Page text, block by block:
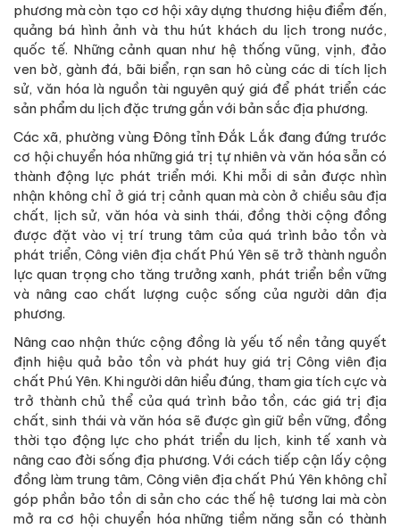
phương mà còn tạo cơ hội xây dựng thương hiệu điểm đến,
quảng bá hình ảnh và thu hút khách du lịch trong nước,
quốc tế. Những cảnh quan như hệ thống vũng, vịnh, đảo
ven bờ, gành đá, bãi biển, rạn san hô cùng các di tích lịch
sử, văn hóa là nguồn tài nguyên quý giá để phát triển các
sản phẩm du lịch đặc trưng gắn với bản sắc địa phương.
Các xã, phường vùng Đông tỉnh Đắk Lắk đang đứng trước
cơ hội chuyển hóa những giá trị tự nhiên và văn hóa sẵn có
thành động lực phát triển mới. Khi mỗi di sản được nhìn
nhận không chỉ ở giá trị cảnh quan mà còn ở chiều sâu địa
chất, lịch sử, văn hóa và sinh thái, đồng thời cộng đồng
được đặt vào vị trí trung tâm của quá trình bảo tồn và
phát triển, Công viên địa chất Phú Yên sẽ trở thành nguồn
lực quan trọng cho tăng trưởng xanh, phát triển bền vững
và nâng cao chất lượng cuộc sống của người dân địa
phương.
Nâng cao nhận thức cộng đồng là yếu tố nền tảng quyết
định hiệu quả bảo tồn và phát huy giá trị Công viên địa
chất Phú Yên. Khi người dân hiểu đúng, tham gia tích cực và
trở thành chủ thể của quá trình bảo tồn, các giá trị địa
chất, sinh thái và văn hóa sẽ được gìn giữ bền vững, đồng
thời tạo động lực cho phát triển du lịch, kinh tế xanh và
nâng cao đời sống địa phương. Với cách tiếp cận lấy cộng
đồng làm trung tâm, Công viên địa chất Phú Yên không chỉ
góp phần bảo tồn di sản cho các thế hệ tương lai mà còn
mở ra cơ hội chuyển hóa những tiềm năng sẵn có thành